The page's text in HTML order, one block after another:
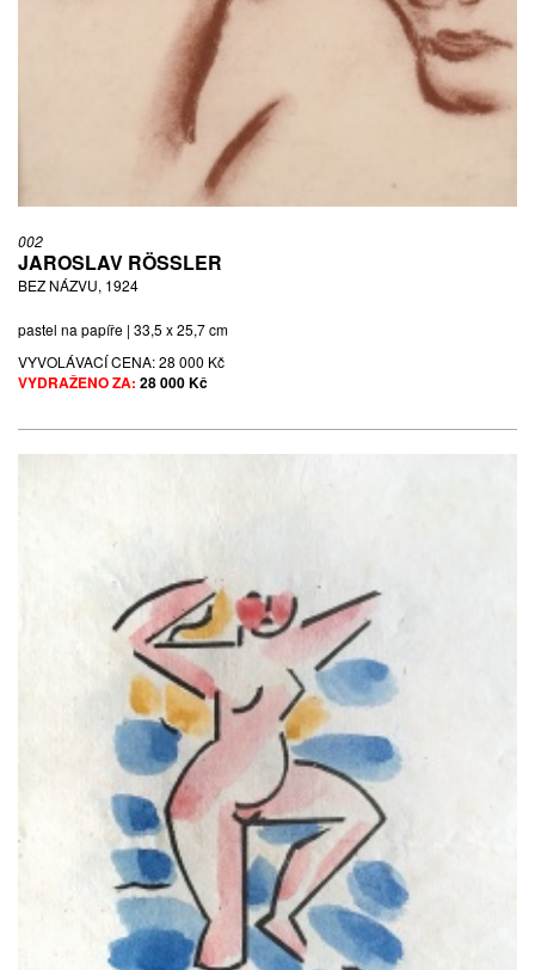
002
JAROSLAV RÖSSLER
BEZ NÁZVU, 1924
pastel na papíře | 33,5 x 25,7 cm
VYVOLÁVACÍ CENA:28 000 Kč
VYDRAŽENO ZA: 28 000 Kč